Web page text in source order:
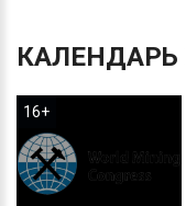
КАЛЕНДАРЬ
16+